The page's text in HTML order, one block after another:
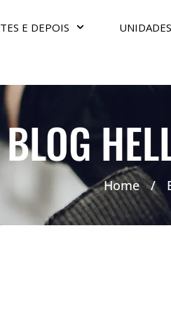
E DEPOIS UNIDADES
BLOG
Home /